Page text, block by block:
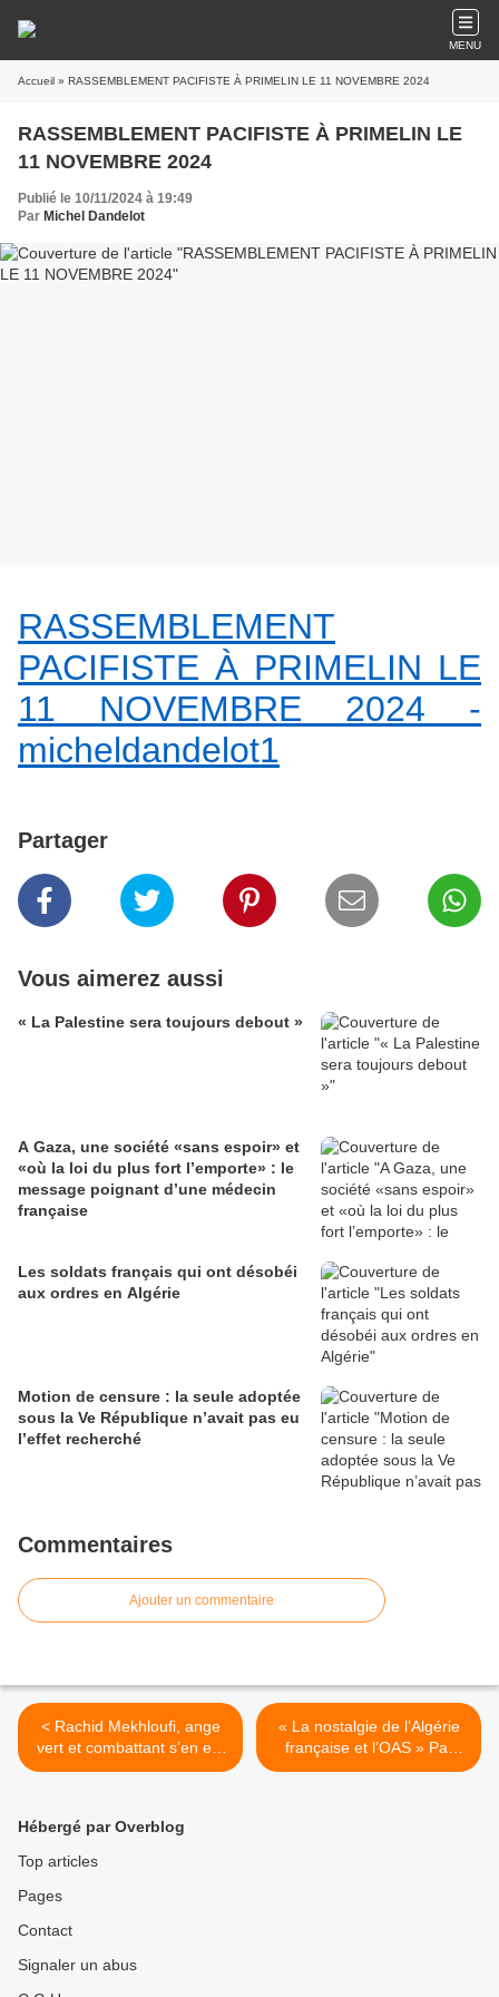
MENU
Accueil » RASSEMBLEMENT PACIFISTE À PRIMELIN LE 11 NOVEMBRE 2024
RASSEMBLEMENT PACIFISTE À PRIMELIN LE
11 NOVEMBRE 2024
Publié le 10/11/2024 à 19:49
Par Michel Dandelot
RASSEMBLEMENT
PACIFISTE À PRIMELIN LE
11 NOVEMBRE 2024 -
micheldandelot1
Partager
Vous aimerez aussi
« La Palestine sera toujours debout »
A Gaza, une société «sans espoir» et
«où la loi du plus fort l’emporte» : le
message poignant d’une médecin
française
Les soldats français qui ont désobéi
aux ordres en Algérie
Motion de censure : la seule adoptée
sous la Ve République n’avait pas eu
l’effet recherché
Commentaires
Ajouter un commentaire
< Rachid Mekhloufi, ange
vert et combattant s’en est
allé
« La nostalgie de l’Algérie
française et l’OAS » Par
Henri Pouillot >
Hébergé par Overblog
Top articles
Pages
Contact
Signaler un abus